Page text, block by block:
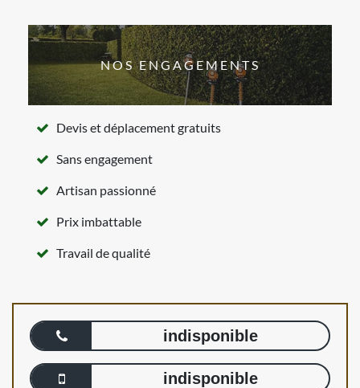
NOS ENGAGEMENTS
Devis et déplacement gratuits
Sans engagement
Artisan passionné
Prix imbattable
Travail de qualité
indisponible
indisponible